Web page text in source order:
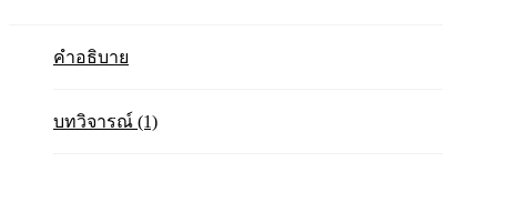
คำอธิบาย
บทวิจารณ์ (1)